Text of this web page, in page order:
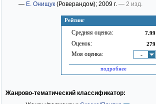
Рейтинг
Средняя оценка: 7.99
Оценок: 279
Моя оценка: -
подробнее
— Е. Онищук (Роверандом); 2009 г. — 2 изд.
Жанрово-тематический классификатор: